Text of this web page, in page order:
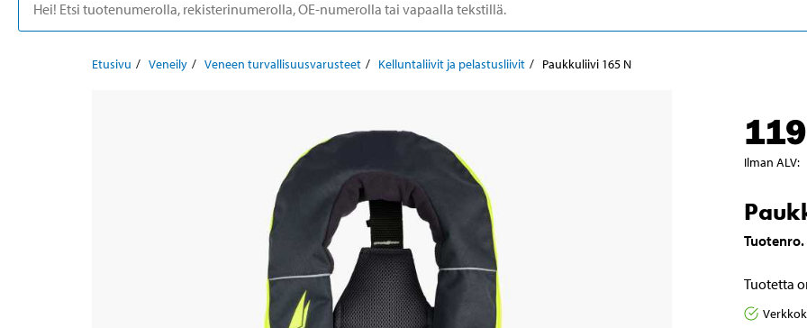
Etusivu Veneily Veneen turvallisuusvarusteet Kelluntaliivit ja pelastusliivit Paukkuliivi 165 N
119
Ilman ALV:
Tuotenro.
Tuotetta